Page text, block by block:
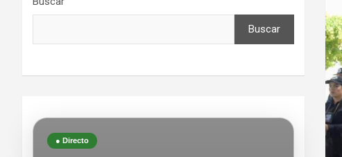
Buscar
● Directo